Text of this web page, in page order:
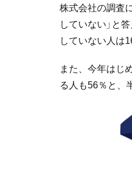
株式会社の調査
していない」と
していない人は
また、今年はじ
る人も56％と、